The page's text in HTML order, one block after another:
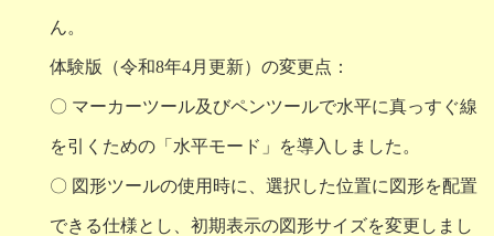
ん。
体験版（令和8年4月更新）の変更点：
〇 マーカーツール及びペンツールで水平に真っすぐ線
を引くための「水平モード」を導入しました。
〇 図形ツールの使用時に、選択した位置に図形を配置
できる仕様とし、初期表示の図形サイズを変更しまし